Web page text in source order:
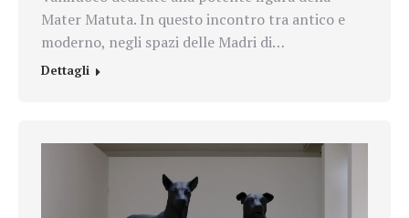
Mater Matuta. In questo incontro tra antico e
moderno, negli spazi delle Madri di…
Dettagli